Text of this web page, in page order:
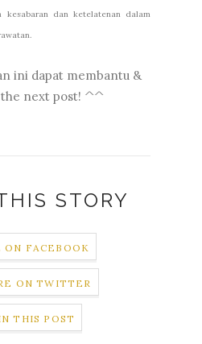
kesabaran dan ketelatenan dalam
ini dapat membantu &
the next post! ^^
STORY
ON FACEBOOK
ON TWITTER
THIS POST